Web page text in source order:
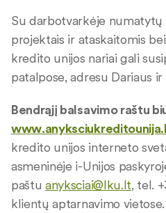
Su darbotvarkėje
projektais ir ataskaitomis
kredito unijos nariai gali
patalpose, adresu Dariaus
Bendrąjį balsavimo raštu
kredito unijos interneto
asmeninėje i-Unijos
paštuanyksciai@lku.lt, tel.
klientų aptarnavimo vietose.